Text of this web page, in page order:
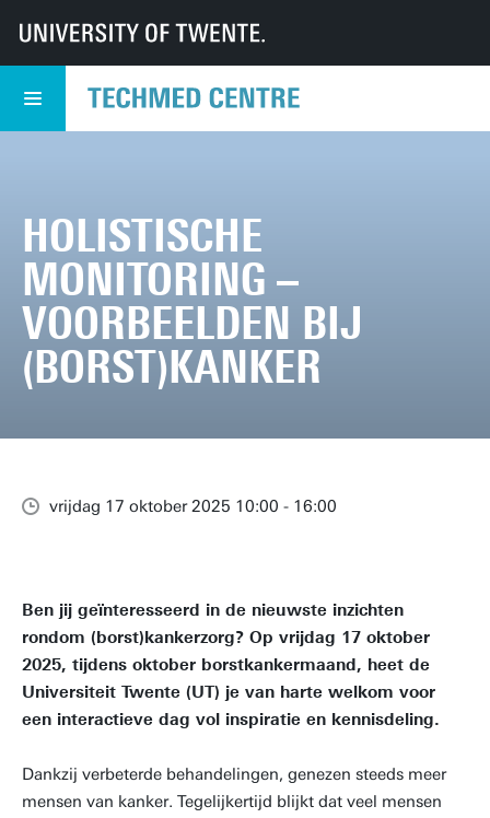
UT TechMed TechMed Centrum
Aankomende evenementen
Holistische monitoring – voorbeelden bij (borst)kanker
HOLISTISCHE
MONITORING –
VOORBEELDEN BIJ
(BORST)KANKER
vrijdag 17 oktober 2025 10:00 - 16:00
Ben jij geïnteresseerd in de nieuwste inzichten
rondom (borst)kankerzorg? Op vrijdag 17 oktober
2025, tijdens oktober borstkankermaand, heet de
Universiteit Twente (UT) je van harte welkom voor
een interactieve dag vol inspiratie en kennisdeling.
Dankzij verbeterde behandelingen, genezen steeds meer
mensen van kanker. Tegelijkertijd blijkt dat veel mensen